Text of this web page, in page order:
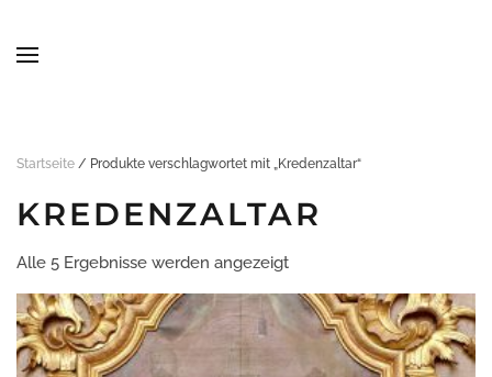
Startseite / Produkte verschlagwortet mit „Kredenzaltar“
KREDENZALTAR
Alle 5 Ergebnisse werden angezeigt